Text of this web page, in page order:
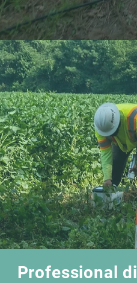
Professional